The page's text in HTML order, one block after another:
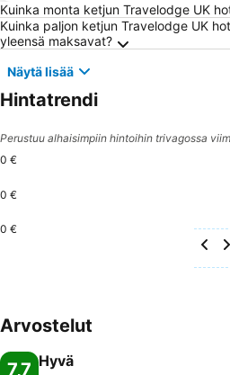
Usein kysytyt
Kuinka monta ketjun Travelodge UK
Kuinka paljon ketjun Travelodge UK
yleensä maksavat?
Näytä lisää
Hintatrendi
Perustuu alhaisimpiin hintoihin trivagossa
0 €
0 €
0 €
Arvostelut
7,7 Hyvä